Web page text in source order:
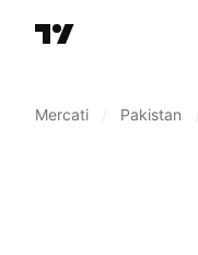
Mercati Pakistan